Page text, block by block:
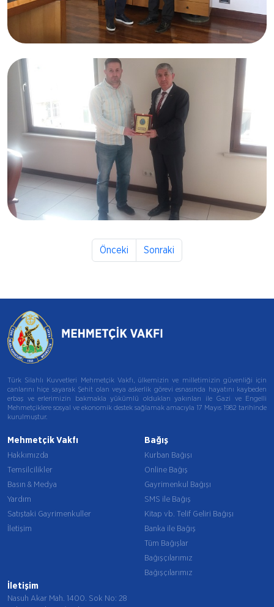
Erhan AKBAŞ
Önceki Sonraki
Türk Silahlı Kuvvetleri Mehmetçik Vakfı, ülkemizin ve milletimizin güvenliği için
canlarını hiçe sayarak Şehit olan veya askerlik görevi esnasında hayatını kaybeden
erbaş ve erlerimizin bakmakla yükümlü oldukları yakınları ile Gazi ve Engelli
Mehmetçiklere sosyal ve ekonomik destek sağlamak amacıyla 17 Mayıs 1982 tarihinde
kurulmuştur.
Mehmetçik Vakfı
Hakkımızda
Temsilcilikler
Basın & Medya
Yardım
Satıştaki Gayrimenkuller
İletişim
Bağış
Kurban Bağışı
Online Bağış
Gayrimenkul Bağışı
SMS ile Bağış
Kitap vb. Telif Geliri Bağışı
Banka ile Bağış
Tüm Bağışlar
Bağışçılarımız
Bağışçılarımız
İletişim
Nasuh Akar Mah. 1400. Sok No: 28